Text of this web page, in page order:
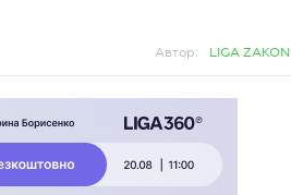
Автор: LIGA ZAKON